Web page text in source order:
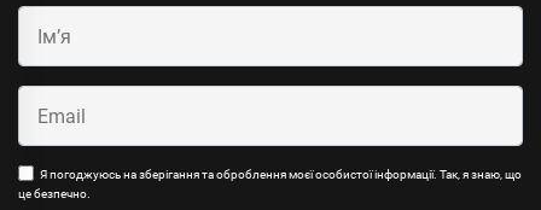
Я погоджуюсь на зберігання та оброблення моєї особистої інформації. Так, я знаю, що
це безпечно.